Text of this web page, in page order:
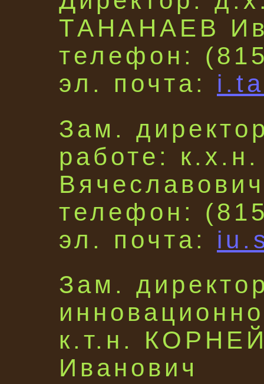
ТАНАНАЕВ
телефон:
эл. почта:
Зам.
работе:
Вячеславович
телефон:
эл. почта:
Зам.
к.т.н.
Иванович